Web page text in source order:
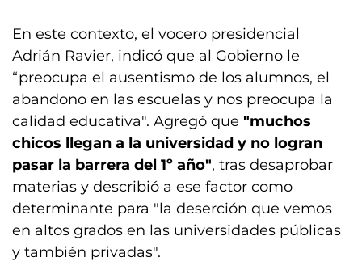
En este contexto, el vocero presidencial
Adrián Ravier, indicó que al Gobierno le
“preocupa el ausentismo de los alumnos, el
abandono en las escuelas y nos preocupa la
calidad educativa". Agregó que "muchos
chicos llegan a la universidad y no logran
pasar la barrera del 1º año", tras desaprobar
materias y describió a ese factor como
determinante para "la deserción que vemos
en altos grados en las universidades públicas
y también privadas".